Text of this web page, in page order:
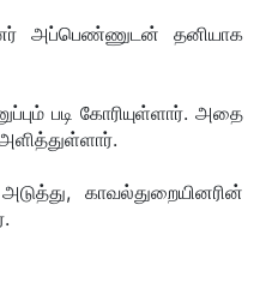
அப்பெண்ணுடன் தனியாக
படி கோரியுள்ளார். அதை
காவல்துறையினரின்